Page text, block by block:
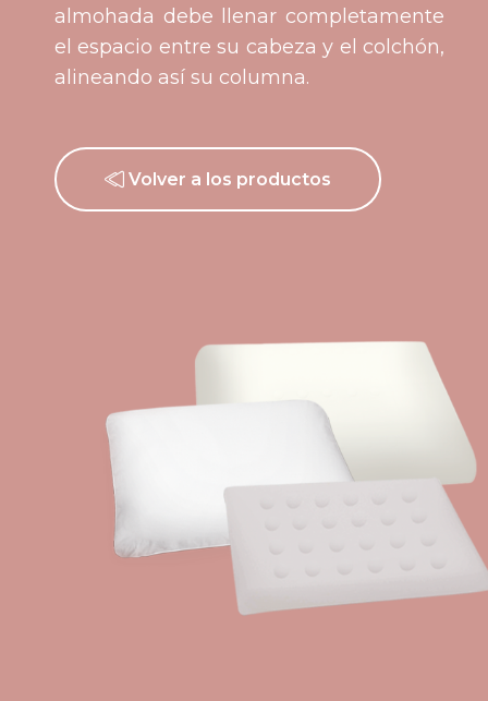
almohada debe llenar completamente
el espacio entre su cabeza y el colchón,
alineando así su columna.
Volver a los productos